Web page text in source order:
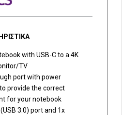
with USB-C to a 4K
TV
port with power
provide the correct
for your notebook
3.0) port and 1x